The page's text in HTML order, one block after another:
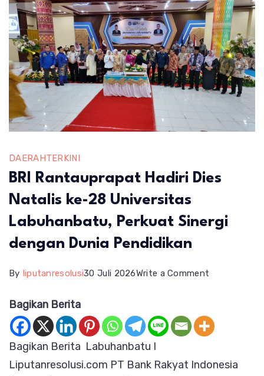
DAERAHTERKINI
BRI Rantauprapat Hadiri Dies
Natalis ke-28 Universitas
Labuhanbatu, Perkuat Sinergi
dengan Dunia Pendidikan
By liputanresolusi30 Juli 2026Write a Comment
Hadiri
Natalis
Bagikan Berita
Bagikan Berita Labuhanbatu I
Liputanresolusi.com PT Bank Rakyat Indonesia